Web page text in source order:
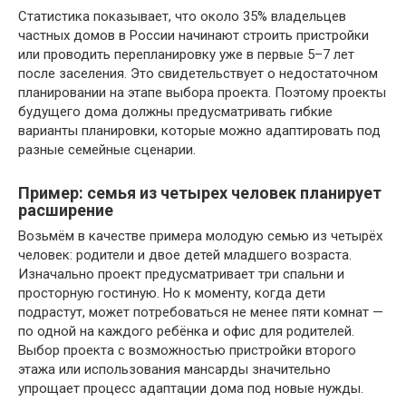
Статистика показывает, что около 35% владельцев
частных домов в России начинают строить пристройки
или проводить перепланировку уже в первые 5–7 лет
после заселения. Это свидетельствует о недостаточном
планировании на этапе выбора проекта. Поэтому проекты
будущего дома должны предусматривать гибкие
варианты планировки, которые можно адаптировать под
разные семейные сценарии.
Пример: семья из четырех человек планирует
расширение
Возьмём в качестве примера молодую семью из четырёх
человек: родители и двое детей младшего возраста.
Изначально проект предусматривает три спальни и
просторную гостиную. Но к моменту, когда дети
подрастут, может потребоваться не менее пяти комнат —
по одной на каждого ребёнка и офис для родителей.
Выбор проекта с возможностью пристройки второго
этажа или использования мансарды значительно
упрощает процесс адаптации дома под новые нужды.